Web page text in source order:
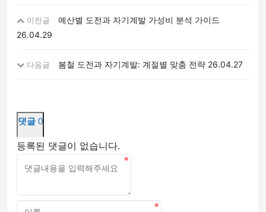
이전글
예산별 도전과 자기계발 가성비 분석 가이드
26.04.29
다음글 봄철 도전과 자기계발: 계절별 맞춤 전략 26.04.27
댓글 0
등록된 댓글이 없습니다.